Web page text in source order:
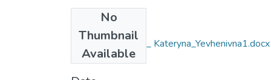
No
Thumbnail
Available
162_Zaporozhets_ Kateryna_Yevhenivna1.docx
(54.32 KB)